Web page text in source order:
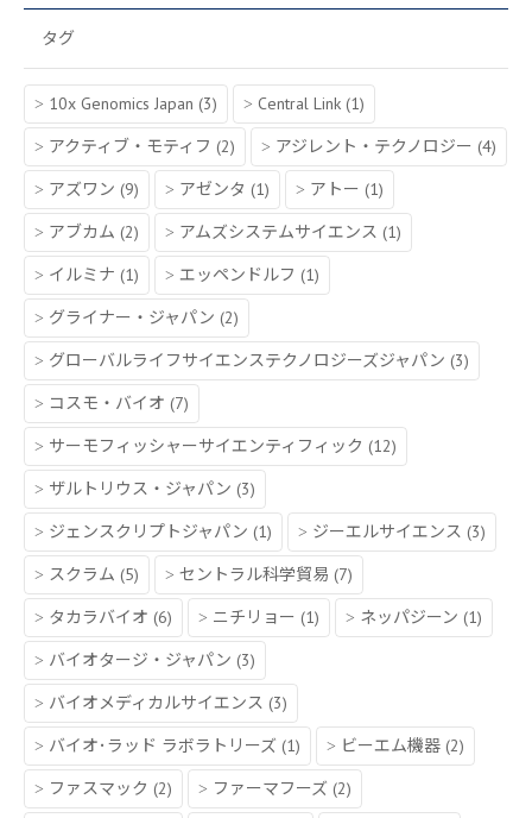
タグ
10x Genomics Japan (3) Central Link (1)
アクティブ・モティフ (2) アジレント・テクノロジー (4)
アズワン (9) アゼンタ (1) アトー (1)
アブカム (2) アムズシステムサイエンス (1)
イルミナ (1) エッペンドルフ (1)
グライナー・ジャパン (2)
グローバルライフサイエンステクノロジーズジャパン (3)
コスモ・バイオ (7)
サーモフィッシャーサイエンティフィック (12)
ザルトリウス・ジャパン (3)
ジェンスクリプトジャパン (1) ジーエルサイエンス (3)
スクラム (5) セントラル科学貿易 (7)
タカラバイオ (6) ニチリョー (1) ネッパジーン (1)
バイオタージ・ジャパン (3)
バイオメディカルサイエンス (3)
バイオ･ラッド ラボラトリーズ (1) ビーエム機器 (2)
ファスマック (2) ファーマフーズ (2)